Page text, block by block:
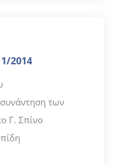
2014
των
Γ. Σπίνο